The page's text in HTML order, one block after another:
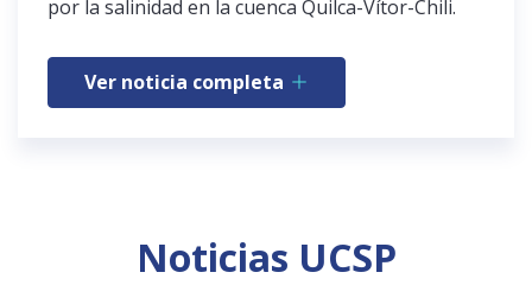
por la salinidad en la cuenca Quilca-Vítor-Chili.
Ver noticia completa
Noticias UCSP